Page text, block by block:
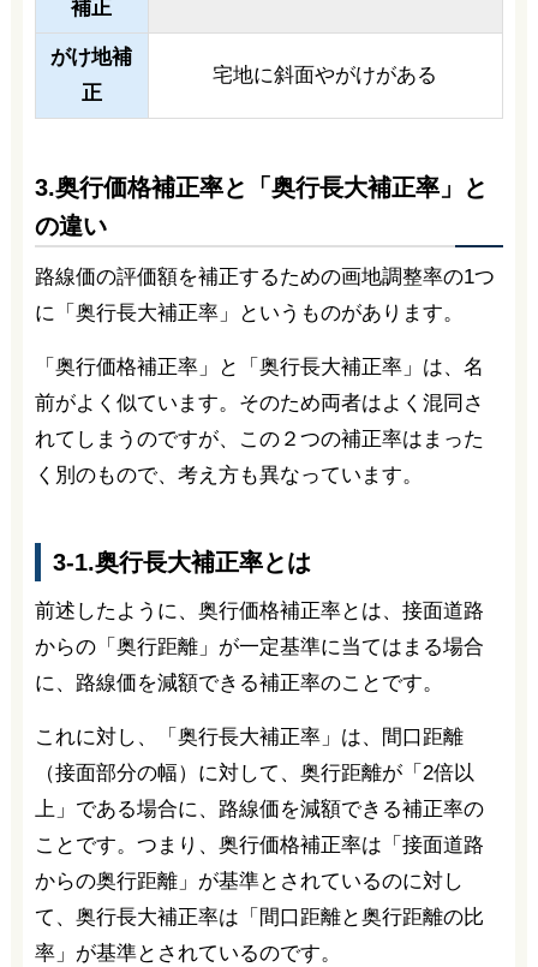
補正
がけ地補
正
宅地に斜面やがけがある
3.奥行価格補正率と「奥行長大補正率」と
の違い
路線価の評価額を補正するための画地調整率の1つ
に「奥行長大補正率」というものがあります。
「奥行価格補正率」と「奥行長大補正率」は、名
前がよく似ています。そのため両者はよく混同さ
れてしまうのですが、この２つの補正率はまった
く別のもので、考え方も異なっています。
3-1.奥行長大補正率とは
前述したように、奥行価格補正率とは、接面道路
からの「奥行距離」が一定基準に当てはまる場合
に、路線価を減額できる補正率のことです。
これに対し、「奥行長大補正率」は、間口距離
（接面部分の幅）に対して、奥行距離が「2倍以
上」である場合に、路線価を減額できる補正率の
ことです。つまり、奥行価格補正率は「接面道路
からの奥行距離」が基準とされているのに対し
て、奥行長大補正率は「間口距離と奥行距離の比
率」が基準とされているのです。